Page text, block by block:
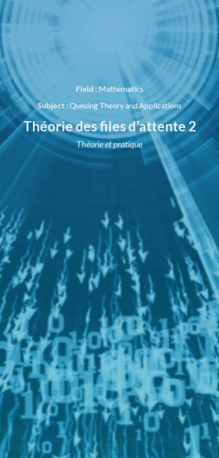
Field : Mathematics
Subject : Queuing Theory and Applications
Théorie des files d’attente 2
Théorie et pratique